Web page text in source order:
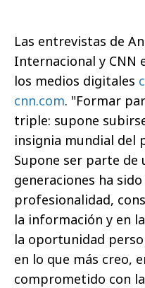
Las entrevistas de
Internacional y CNN
los medios digitales
cnn.com. "Formar
triple: supone
insignia mundial del
Supone ser parte de
generaciones ha
profesionalidad,
la información y en
la oportunidad
en lo que más creo,
comprometido con